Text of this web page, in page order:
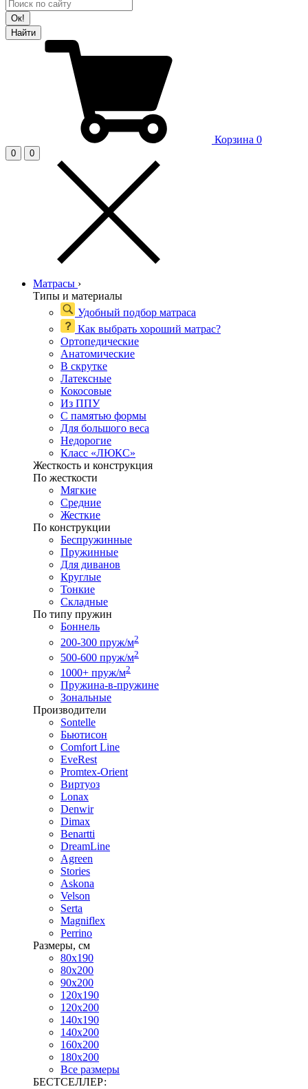
Ок!
Найти
Корзина 0
0 0
Матрасы ›
Типы и материалы
Удобный подбор матраса
Как выбрать хороший матрас?
Ортопедические
Анатомические
В скрутке
Латексные
Кокосовые
Из ППУ
С памятью формы
Для большого веса
Недорогие
Класс «ЛЮКС»
Жесткость и конструкция
По жесткости
Мягкие
Средние
Жесткие
По конструкции
Беспружинные
Пружинные
Для диванов
Круглые
Тонкие
Складные
По типу пружин
Боннель
200-300 пруж/м2
500-600 пруж/м2
1000+ пруж/м2
Пружина-в-пружине
Зональные
Производители
Sontelle
Бьютисон
Comfort Line
EveRest
Promtex-Orient
Виртуоз
Lonax
Denwir
Dimax
Benartti
DreamLine
Agreen
Stories
Askona
Velson
Serta
Magniflex
Perrino
Размеры, см
80х190
80х200
90х200
120х190
120х200
140х190
140х200
160х200
180х200
Все размеры
БЕСТСЕЛЛЕР: